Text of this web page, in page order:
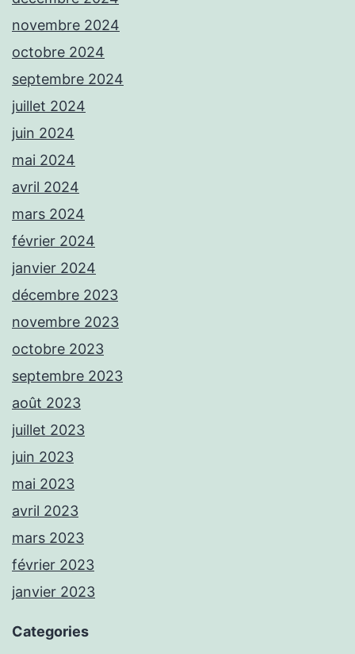
novembre 2024
octobre 2024
septembre 2024
juillet 2024
juin 2024
mai 2024
avril 2024
mars 2024
février 2024
janvier 2024
décembre 2023
novembre 2023
octobre 2023
septembre 2023
août 2023
juillet 2023
juin 2023
mai 2023
avril 2023
mars 2023
février 2023
janvier 2023
Categories